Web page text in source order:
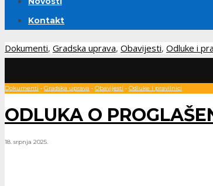
Kontakt
Dokumenti, Gradska uprava, Obavijesti, Odluke i
Dokumenti • Gradska uprava • Obavijesti • Odluke i pravilnici
ODLUKA O
18. srpnja 2025.